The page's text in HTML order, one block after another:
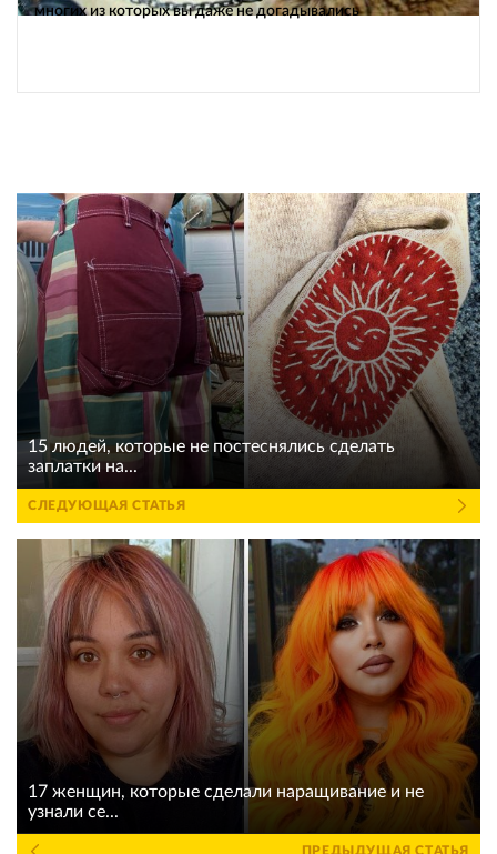
многих из которых вы даже не догадывались
15 людей, которые не постеснялись сделать
заплатки на...
СЛЕДУЮЩАЯ СТАТЬЯ
17 женщин, которые сделали наращивание и не
узнали се...
ПРЕДЫДУЩАЯ СТАТЬЯ